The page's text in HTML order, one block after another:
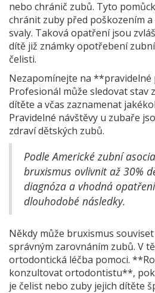
nebo chránič zubů. Tyto
chránit zuby před poškozením
svaly. Taková opatření jsou
dítě již známky opotřebení
čelisti.
Nezapomínejte na
Profesionál může sledovat stav
dítěte a včas zaznamenat
Pravidelné návštěvy u zubaře
zdraví dětských zubů.
Podle Americké zubní
bruxismus ovlivnit až 30%
diagnóza a vhodná
dlouhodobé následky.
Někdy může bruxismus
správným zarovnáním zubů. V
ortodontická léčba pomoci.
konzultovat ortodontistu**,
je čelist nebo zuby jejich dítěte